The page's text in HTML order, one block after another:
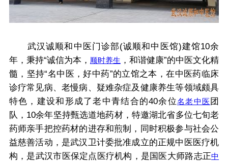
武汉诚顺和中医门诊部(诚顺和中医馆)建馆10余
年，秉持“诚信为本， 顺时养生 ，和谐健康”的中医文化精
髓，坚持“名中医，好中药”的立馆之本，在中医药临床
诊疗常见病、老慢病、疑难杂症及健康养生等领域颇具
特色，建设和形成了老中青结合的40余位名老中医 团
队，10余年坚持甄选道地药材，特邀湖北省多位七旬老
药师亲手把控药材的进存和煎制，同时积极参与社会公
益慈善活动，是武汉卫计委批准成立的正规中医医疗机
构，是武汉市医保定点医疗机构，是国医大师路志正中